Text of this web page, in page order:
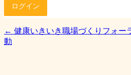
← 健康いきいき職場づくりフォー
動